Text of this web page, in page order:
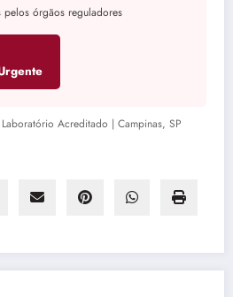
pelos órgãos reguladores
Acreditado | Campinas, SP